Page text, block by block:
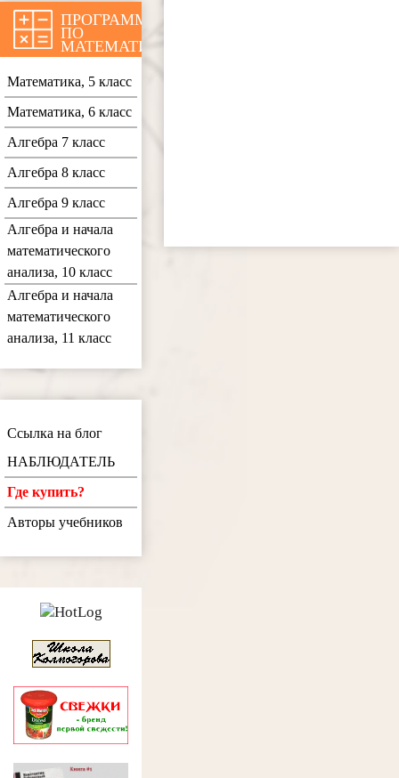
ПРОГРАММЫ
ПО
МАТЕМАТИКЕ
Математика, 5 класс
Математика, 6 класс
Алгебра 7 класс
Алгебра 8 класс
Алгебра 9 класс
Алгебра и начала
математического
анализа, 10 класс
Алгебра и начала
математического
анализа, 11 класс
Ссылка на блог
НАБЛЮДАТЕЛЬ
Где купить?
Авторы учебников